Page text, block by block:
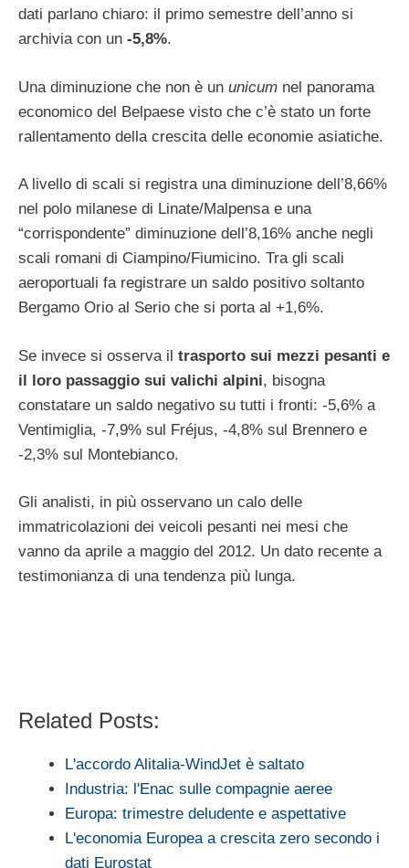
dati parlano chiaro: il primo semestre dell’anno si
archivia con un -5,8%.
Una diminuzione che non è un unicum nel panorama
economico del Belpaese visto che c’è stato un forte
rallentamento della crescita delle economie asiatiche.
A livello di scali si registra una diminuzione dell’8,66%
nel polo milanese di Linate/Malpensa e una
“corrispondente” diminuzione dell’8,16% anche negli
scali romani di Ciampino/Fiumicino. Tra gli scali
aeroportuali fa registrare un saldo positivo soltanto
Bergamo Orio al Serio che si porta al +1,6%.
Se invece si osserva il trasporto sui mezzi pesanti e
il loro passaggio sui valichi alpini, bisogna
constatare un saldo negativo su tutti i fronti: -5,6% a
Ventimiglia, -7,9% sul Fréjus, -4,8% sul Brennero e
-2,3% sul Montebianco.
Gli analisti, in più osservano un calo delle
immatricolazioni dei veicoli pesanti nei mesi che
vanno da aprile a maggio del 2012. Un dato recente a
testimonianza di una tendenza più lunga.
Related Posts:
L'accordo Alitalia-WindJet è saltato
Industria: l'Enac sulle compagnie aeree
Europa: trimestre deludente e aspettative
L'economia Europea a crescita zero secondo i
dati Eurostat